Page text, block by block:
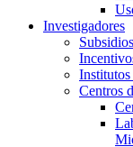
Investigadores
Subsidios
Centros